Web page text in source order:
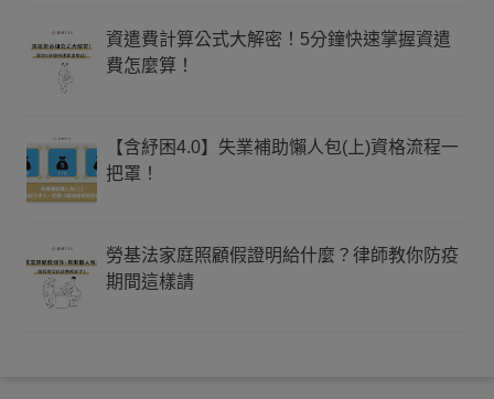
資遣費計算公式大解密！5分鐘快速掌握資遣
費怎麼算！
【含紓困4.0】失業補助懶人包(上)資格流程一
把罩！
勞基法家庭照顧假證明給什麼？律師教你防疫
期間這樣請